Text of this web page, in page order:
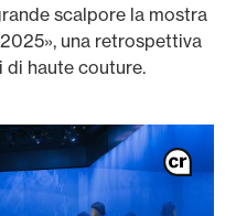
scalpore la mostra
una retrospettiva
di haute couture.